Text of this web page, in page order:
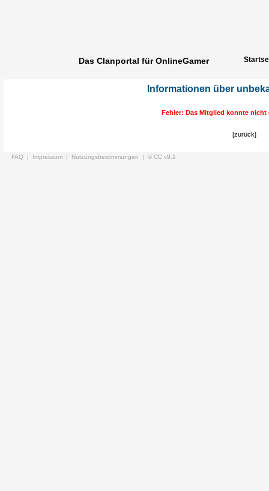
Das Clanportal für OnlineGamer
Informationen über
Fehler: Das Mitglied konnte
[zurück]
FAQ | Impressum | Nutzungsbestimmungen | © CC v9.1